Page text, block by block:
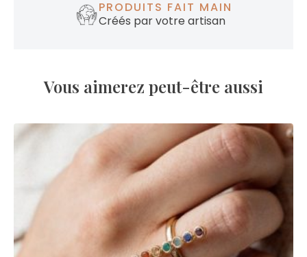
PRODUITS FAIT MAIN
Créés par votre artisan
Vous aimerez peut-être aussi